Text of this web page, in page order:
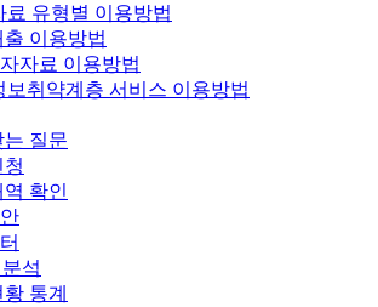
료 유형별 이용방법
출 이용방법
자료 이용방법
보취약계층 서비스 이용방법
는 질문
확인
석
통계